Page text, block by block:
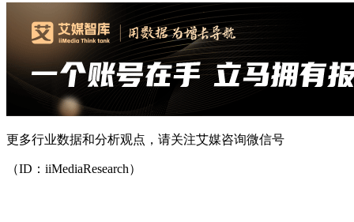
更多行业数据和分析观点，请关注艾媒咨询微信号
（ID：iiMediaResearch）